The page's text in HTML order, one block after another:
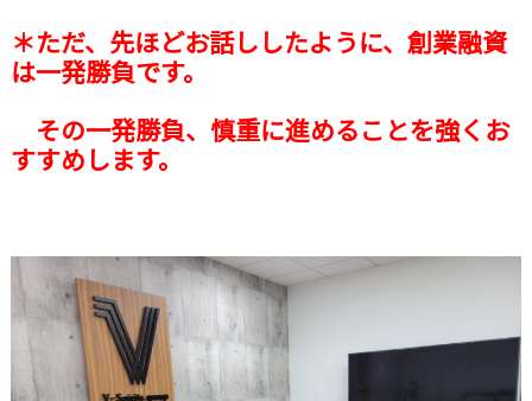
＊ただ、先ほどお話ししたように、創業融資
は一発勝負です。
その一発勝負、慎重に進めることを強くお
すすめします。